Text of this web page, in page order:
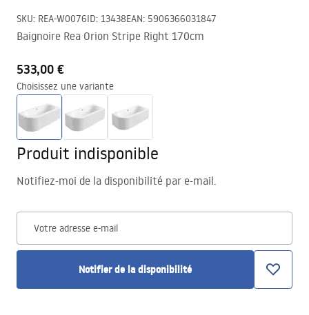
SKU: REA-W0076ID: 13438EAN: 5906366031847
Baignoire Rea Orion Stripe Right 170cm
533,00 €
Choisissez une variante
Produit indisponible
Notifiez-moi de la disponibilité par e-mail.
Votre adresse e-mail
Notifier de la disponibilité